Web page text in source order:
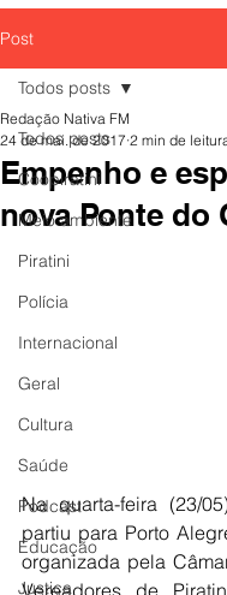
Post
Todos posts
Coopiratini
Meio ambiente
Piratini
Polícia
Internacional
Geral
Cultura
Saúde
Podcast
Educação
Justiça
Todos posts
Empenho e
nova Ponte do
Redação Nativa FM
24 de mai. de 2017 2 min de
Na quarta-feira (23/
partiu para Porto
organizada pela